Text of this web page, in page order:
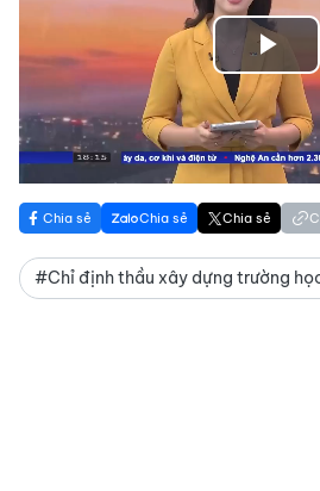
Chia sẻ Chia sẻ Chia sẻ
#Chỉ định thầu xây dựng trường